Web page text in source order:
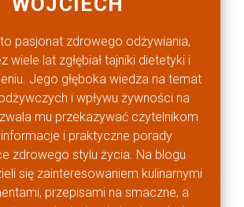
pasjonat zdrowego odżywiania,
wiele lat zgłębiał tajniki dietetyki i
Jego głęboka wiedza na temat
i wpływu żywności na
mu przekazywać czytelnikom
i praktyczne porady
zdrowego stylu życia. Na blogu
się zainteresowaniem kulinarnymi
przepisami na smaczne, a